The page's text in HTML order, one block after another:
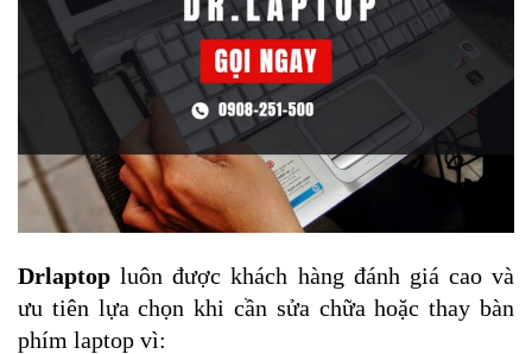
Drlaptop luôn được khách hàng đánh giá cao và
ưu tiên lựa chọn khi cần sửa chữa hoặc thay bàn
phím laptop vì: